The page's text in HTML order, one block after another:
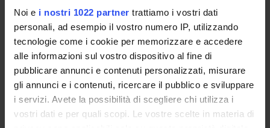
Noi e i nostri 1022 partner trattiamo i vostri dati
personali, ad esempio il vostro numero IP, utilizzando
tecnologie come i cookie per memorizzare e accedere
alle informazioni sul vostro dispositivo al fine di
pubblicare annunci e contenuti personalizzati, misurare
gli annunci e i contenuti, ricercare il pubblico e sviluppare
i servizi. Avete la possibilità di scegliere chi utilizza i
vostri dati e per quali scopi. Le vostre scelte in materia di
DOTTORATI, MASTER E FORMAZIONE SUPERIORE
Contatti
Persone
Luoghi
Calendario